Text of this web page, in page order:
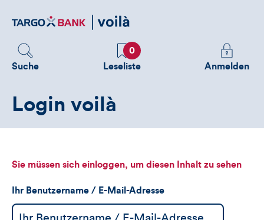
zum
Suche
Favoriten
0
Leseliste
Melden
Sie
sehen
Anmelden
Login voilà
Sie müssen sich einloggen, um diesen Inhalt zu sehen
Ihr Benutzername / E-Mail-Adresse